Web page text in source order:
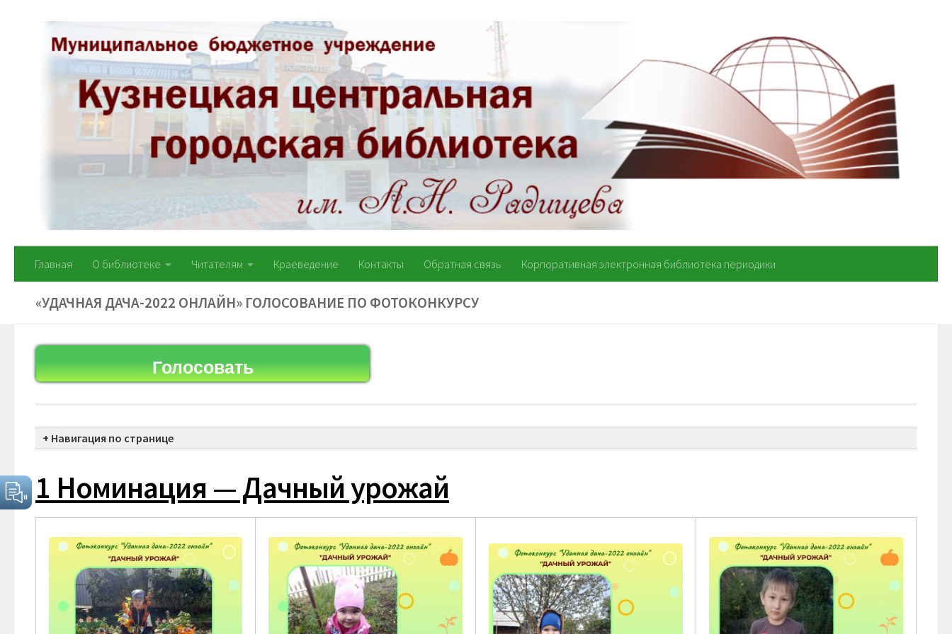
Перейти к содержимому
Главная О библиотеке Читателям Краеведение Контакты Обратная связь Корпоративная электронная библиотека периодики
«УДАЧНАЯ ДАЧА-2022 ОНЛАЙН» ГОЛОСОВАНИЕ ПО ФОТОКОНКУРСУ
Голосовать
+ Навигация по странице
2 Номинация — Причуды природы
4 Номинация — Лукошко грибника
1 Номинация — Дачный урожай